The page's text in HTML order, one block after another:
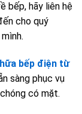
bếp, hãy liên hệ
cho quý
bếp điện từ
sàng phục vụ
có mặt.